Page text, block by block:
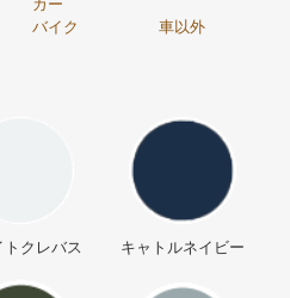
カー
バイク 車以外
トクレバス キャトルネイビー